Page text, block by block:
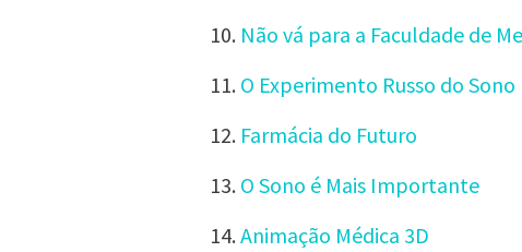
Não vá para a Faculdade de
O Experimento Russo do Sono
Farmácia do Futuro
O Sono é Mais Importante
Animação Médica 3D